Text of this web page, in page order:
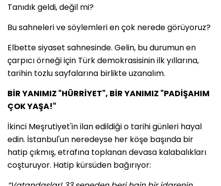
Tanıdık geldi, değil mi?
Bu sahneleri ve söylemleri en çok nerede görüyoruz?
Elbette siyaset sahnesinde. Gelin, bu durumun en
çarpıcı örneği için Türk demokrasisinin ilk yıllarına,
tarihin tozlu sayfalarına birlikte uzanalım.
BİR YANIMIZ "HÜRRİYET", BİR YANIMIZ "PADİŞAHIM
ÇOK YAŞA!"
İkinci Meşrutiyet'in ilan edildiği o tarihi günleri hayal
edin. İstanbul'un neredeyse her köşe başında bir
hatip çıkmış, etrafına toplanan devasa kalabalıkları
coşturuyor. Hatip kürsüden bağırıyor: